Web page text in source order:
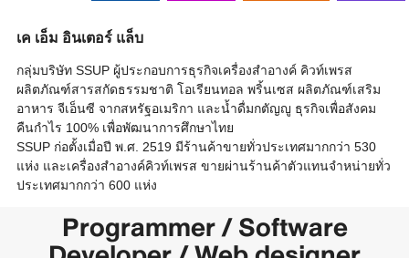
เค เอ็ม อินเตอร์ แล็บ
กลุ่มบริษัท SSUP ผู้ประกอบการธุรกิจเครื่องสำอางค์ คิวท์เพรส
ผลิตภัณฑ์สารสกัดธรรมชาติ โอเรียนทอล พริ้นเซส ผลิตภัณฑ์เสริม
อาหาร จีเอ็นซี จากสหรัฐอเมริกา และน้ำดื่มกตัญญู ธุรกิจเพื่อสังคม
คืนกำไร 100% เพื่อพัฒนาการศึกษาไทย
SSUP ก่อตั้งเมื่อปี พ.ศ. 2519 มีร้านค้าขายทั่วประเทศมากกว่า 530
แห่ง และเครื่องสำอางค์คิวท์เพรส ขายผ่านร้านค้าตัวแทนจำหน่ายทั่ว
ประเทศมากกว่า 600 แห่ง
Programmer / Software